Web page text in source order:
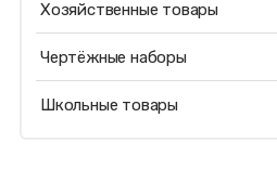
Хозяйственные товары
Чертёжные наборы
Школьные товары